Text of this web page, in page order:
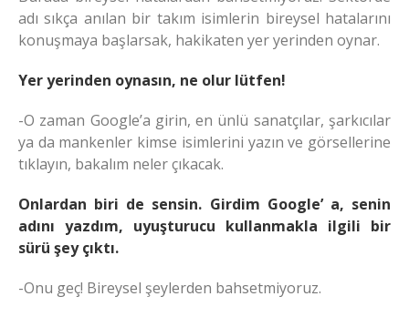
adı sıkça anılan bir takım isimlerin bireysel hatalarını
konuşmaya başlarsak, hakikaten yer yerinden oynar.
Yer yerinden oynasın, ne olur lütfen!
-O zaman Google’a girin, en ünlü sanatçılar, şarkıcılar
ya da mankenler kimse isimlerini yazın ve görsellerine
tıklayın, bakalım neler çıkacak.
Onlardan biri de sensin. Girdim Google’ a, senin
adını yazdım, uyuşturucu kullanmakla ilgili bir
sürü şey çıktı.
-Onu geç! Bireysel şeylerden bahsetmiyoruz.